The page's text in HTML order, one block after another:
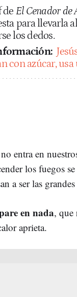
de El Cenador de
para llevarla
los dedos.
con azúcar, usa
entra en
los fuegos
a ser las
en nada, que
aprieta.